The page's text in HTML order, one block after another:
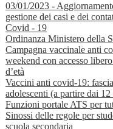
03/01/2023 -
gestione dei casi e dei
Covid - 19
Ordinanza Ministero della
Campagna vaccinale anti
weekend con accesso
d’età
Vaccini anti covid-19:
adolescenti (a partire dai
Funzioni portale ATS per
Sinossi delle regole per
scuola secondaria